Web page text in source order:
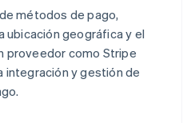
métodos de pago,
ubicación geográfica y el
proveedor como Stripe
integración y gestión de